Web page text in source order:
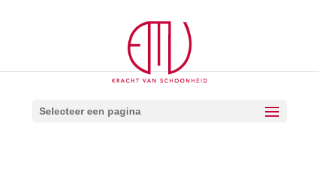
Selecteer een pagina